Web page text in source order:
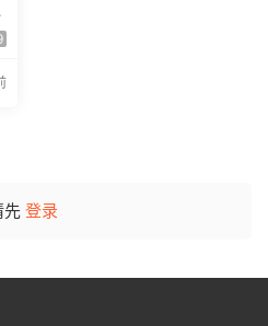
先 登录